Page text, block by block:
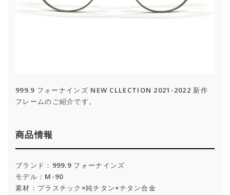
999.9 フォーナインズ NEW CLLECTION 2021-2022 新作
フレームのご紹介です。
商品情報
ブランド：999.9 フォーナインズ
モデル：M-90
素材：プラスチック×純チタン×チタン合金